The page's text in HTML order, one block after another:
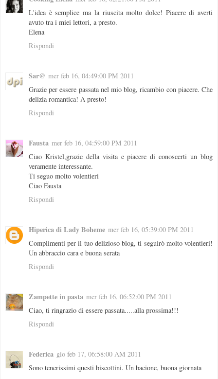
L'idea è semplice ma la riuscita molto dolce! Piacere di averti
avuto tra i miei lettori, a presto.
Elena
Rispondi
Sar@ mer feb 16, 04:49:00 PM 2011
Grazie per essere passata nel mio blog, ricambio con piacere. Che
delizia romantica! A presto!
Rispondi
Fausta mer feb 16, 04:59:00 PM 2011
Ciao Kristel,grazie della visita e piacere di conoscerti un blog
veramente interessante.
Ti seguo molto volentieri
Ciao Fausta
Rispondi
Hiperica di Lady Boheme mer feb 16, 05:39:00 PM 2011
Complimenti per il tuo delizioso blog, ti seguirò molto volentieri!
Un abbraccio cara e buona serata
Rispondi
Zampette in pasta mer feb 16, 06:52:00 PM 2011
Ciao, ti ringrazio di essere passata.....alla prossima!!!
Rispondi
Federica gio feb 17, 06:58:00 AM 2011
Sono tenerissimi questi biscottini. Un bacione, buona giornata